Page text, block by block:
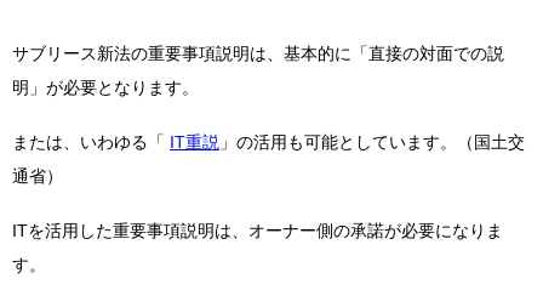
サブリース新法の重要事項説明は、基本的に「直接の対面での説
明」が必要となります。
または、いわゆる「 IT重説 」の活用も可能としています。（国土交
通省）
ITを活用した重要事項説明は、オーナー側の承諾が必要になりま
す。